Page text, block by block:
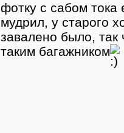
фотку с сабом тока
мудрил, у старого
завалено было,
таким багажником